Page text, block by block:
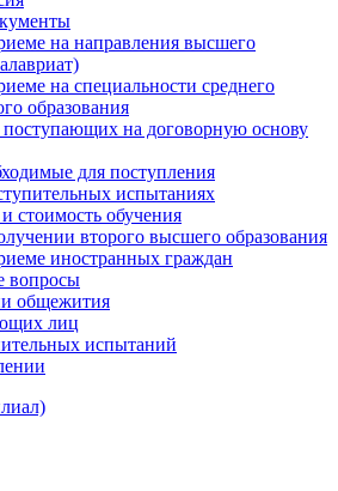
на направления высшего
на специальности среднего
образования
на договорную основу
для поступления
испытаниях
стоимость обучения
второго высшего образования
иностранных граждан
вопросы
общежития
лиц
испытаний